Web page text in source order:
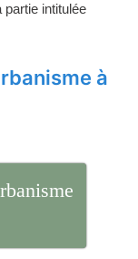
partie intitulée
à